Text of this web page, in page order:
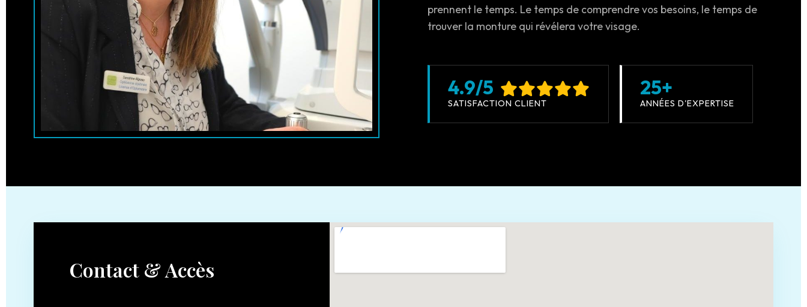
prennent le temps. Le temps de comprendre vos besoins, le temps de
trouver la monture qui révélera votre visage.
4.9/5
SATISFACTION CLIENT
25+
ANNÉES D'EXPERTISE
Contact & Accès